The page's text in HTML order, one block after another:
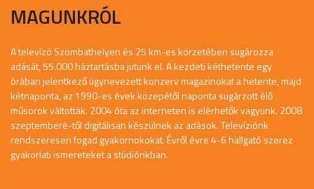
MAGUNKRÓL
A televízó Szombathelyen és 25 km-es körzetében sugározza
adását, 55.000 háztartásba jutunk el. A kezdeti kéthetente egy
órában jelentkező úgynevezett konzerv magazinokat a hetente, majd
kétnaponta, az 1990-es évek közepétől naponta sugárzott élő
műsorok váltották. 2004 óta az interneten is elérhetők vagyunk. 2008
szeptemberé-től digitálisan készülnek az adások. Televíziónk
rendszeresen fogad gyakornokokat. Évről évre 4-6 hallgató szerez
gyakorlati ismereteket a stúdiónkban.